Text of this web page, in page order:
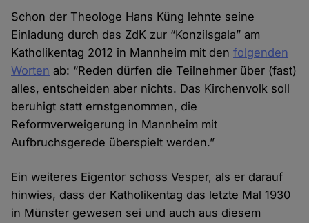
Schon der Theologe Hans Küng lehnte seine
Einladung durch das ZdK zur “Konzilsgala” am
Katholikentag 2012 in Mannheim mit denfolgenden
Worten ab: “Reden dürfen die Teilnehmer über (fast)
alles, entscheiden aber nichts. Das Kirchenvolk soll
beruhigt statt ernstgenommen, die
Reformverweigerung in Mannheim mit
Aufbruchsgerede überspielt werden.”
Ein weiteres Eigentor schoss Vesper, als er darauf
hinwies, dass der Katholikentag das letzte Mal 1930
in Münster gewesen sei und auch aus diesem